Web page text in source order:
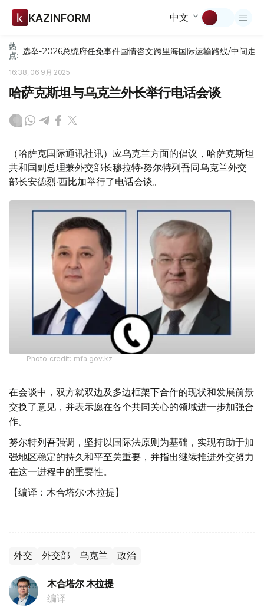
KAZINFORM 中文
热
点: 选举-2026总统府任免事件国情咨文跨里海国际运输路线/中间走廊
16:38, 06 9月 2025
哈萨克斯坦与乌克兰外长举行电话会谈
（哈萨克国际通讯社讯）应乌克兰方面的倡议，哈萨克斯坦
共和国副总理兼外交部长穆拉特·努尔特列吾同乌克兰外交
部长安德烈·西比加举行了电话会谈。
Photo credit: mfa.gov.kz
在会谈中，双方就双边及多边框架下合作的现状和发展前景
交换了意见，并表示愿在各个共同关心的领域进一步加强合
作。
努尔特列吾强调，坚持以国际法原则为基础，实现有助于加
强地区稳定的持久和平至关重要，并指出继续推进外交努力
在这一进程中的重要性。
【编译：木合塔尔·木拉提】
外交 外交部 乌克兰 政治
木合塔尔 木拉提
编译